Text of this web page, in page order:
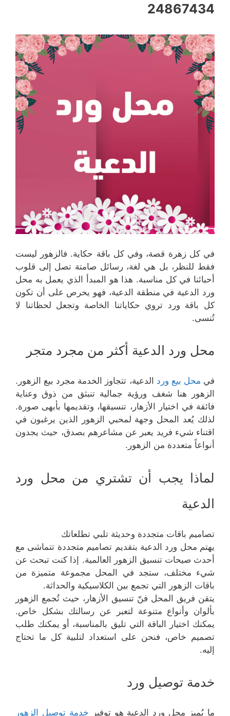
24867434
في كل زهرة قصة، وفي كل باقة حكاية. فالزهور ليست
فقط للنظر، بل هي لغة، رسائل صامتة تصل إلى قلوب
أحبائنا في كل مناسبة. هذا هو المبدأ الذي يعمل به محل
ورد الدعية في منطقة الدعية، فهو يحرص على أن تكون
كل باقة ورد تروي حكاياتنا الخاصة وتجعل لحظاتنا لا
تُنسى.
محل ورد الدعية أكثر من مجرد متجر
في محل بيع ورد الدعية، تتجاوز الخدمة مجرد بيع الزهور.
الزهور هنا شغف ورؤية جمالية تنبثق من ذوق وعناية
فائقة في اختيار الأزهار، تنسيقها، وتقديمها بأبهى صورة.
لذلك يُعد المحل وجهة لمحبي الزهور الذين يرغبون في
اقتناء شيء فريد يعبر عن مشاعرهم بصدق، حيث يجدون
أنواعاً متعددة من الزهور.
لماذا يجب أن تشتري من محل ورد
الدعية
تصاميم باقات متجددة وحديثة تلبي تطلعاتك
يهتم محل ورد الدعية بتقديم تصاميم متجددة تتماشى مع
أحدث صيحات تنسيق الزهور العالمية. إذا كنت تبحث عن
شيء مختلف، ستجد في المحل مجموعة متميزة من
باقات الزهور التي تجمع بين الكلاسيكية والحداثة.
يتقن فريق المحل فنّ تنسيق الأزهار، حيث تُجمع الزهور
بألوان وأنواع متنوعة لتعبر عن رسالتك بشكل خاص.
يمكنك اختيار الباقة التي تليق بالمناسبة، أو يمكنك طلب
تصميم خاص، فنحن على استعداد لتلبية كل ما تحتاج
إليه.
خدمة توصيل ورد
ما يُميز محل ورد الدعية هو توفير خدمة توصيل الزهور